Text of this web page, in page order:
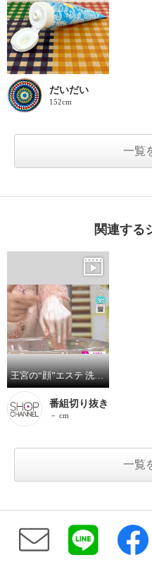
だいだい
152cm
一覧
関連する
王宮の“顔”エステ 洗い流して全顔透明美肌へ 角質・保湿・ 肌引き締めケアが完結！ バンクワン フェイシャルパック ２本セット
番組切り抜き
－ cm
一覧